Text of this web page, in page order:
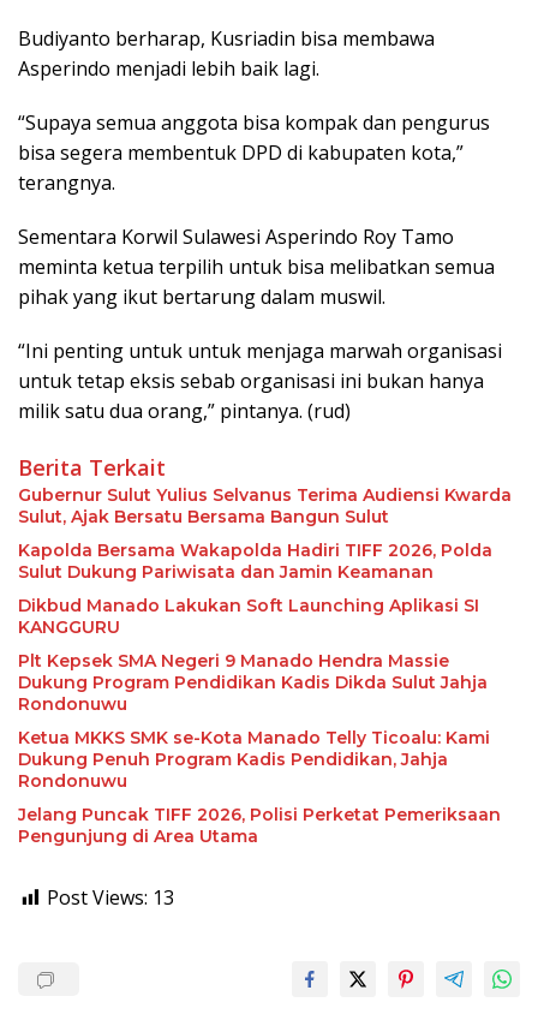
Budiyanto berharap, Kusriadin bisa membawa
Asperindo menjadi lebih baik lagi.
“Supaya semua anggota bisa kompak dan pengurus
bisa segera membentuk DPD di kabupaten kota,”
terangnya.
Sementara Korwil Sulawesi Asperindo Roy Tamo
meminta ketua terpilih untuk bisa melibatkan semua
pihak yang ikut bertarung dalam muswil.
“Ini penting untuk untuk menjaga marwah organisasi
untuk tetap eksis sebab organisasi ini bukan hanya
milik satu dua orang,” pintanya. (rud)
Berita Terkait
Gubernur Sulut Yulius Selvanus Terima Audiensi Kwarda
Sulut, Ajak Bersatu Bersama Bangun Sulut
Kapolda Bersama Wakapolda Hadiri TIFF 2026, Polda
Sulut Dukung Pariwisata dan Jamin Keamanan
Dikbud Manado Lakukan Soft Launching Aplikasi SI
KANGGURU
Plt Kepsek SMA Negeri 9 Manado Hendra Massie
Dukung Program Pendidikan Kadis Dikda Sulut Jahja
Rondonuwu
Ketua MKKS SMK se-Kota Manado Telly Ticoalu: Kami
Dukung Penuh Program Kadis Pendidikan, Jahja
Rondonuwu
Jelang Puncak TIFF 2026, Polisi Perketat Pemeriksaan
Pengunjung di Area Utama
Post Views: 13